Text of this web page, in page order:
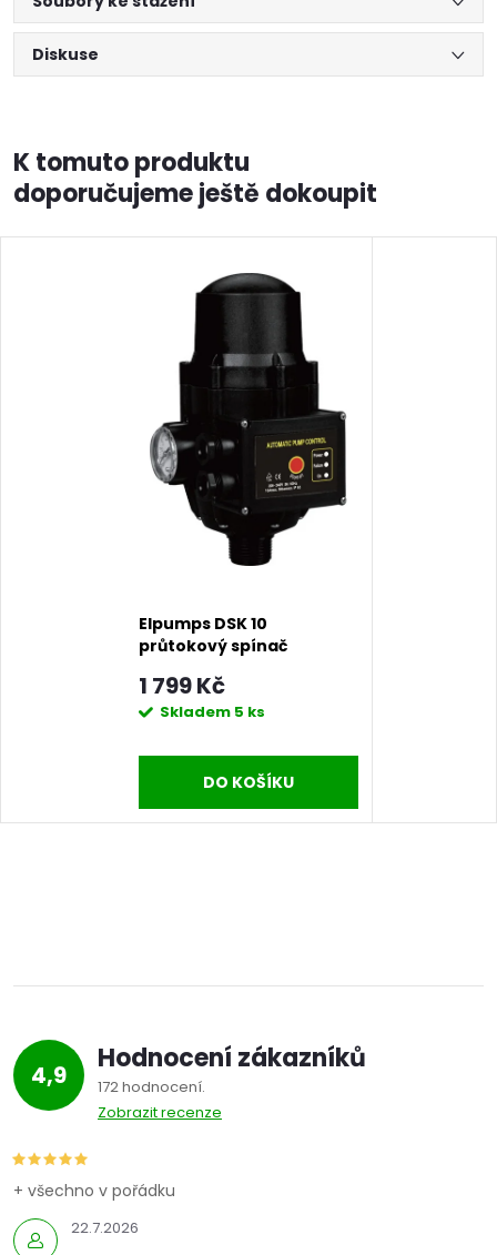
Diskuse
K tomuto produktu
doporučujeme ještě dokoupit
Elpumps DSK 10
průtokový spínač
1 799 Kč
Skladem 5 ks
DO KOŠÍKU
4,9 Hodnocení zákazníků
172 hodnocení
Zobrazit recenze
22.7.2026
+ všechno v pořádku